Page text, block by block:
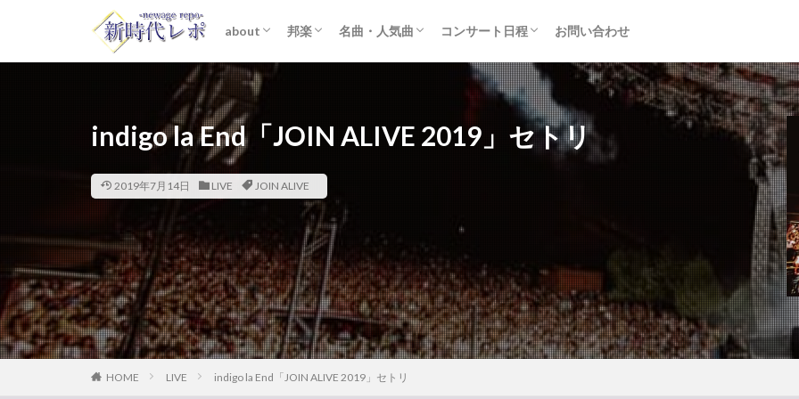
about
ライター紹介
プライバシーポリシー
免責事項
邦楽
STARTO ENTERTAINMENT (旧ジャニーズ)
名曲・人気曲 コンサート日程
セトリ・まとめ
ライブレポ
カード枠
お問い合わせ
indigo la End「JOIN ALIVE 2019」セトリ
2019年7月14日 LIVE JOIN ALIVE
HOME LIVE indigo la End「JOIN ALIVE 2019」セトリ